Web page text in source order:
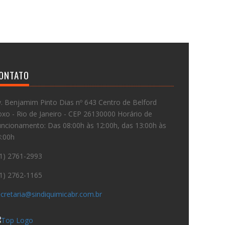
Benjamim Pinto Dias nº 643 Centro de Belford
- Rio de Janeiro - CEP 26130000 Horário de
Das 08:00h às 12:00h, das 13:00h às
2761-2993
2762-1165